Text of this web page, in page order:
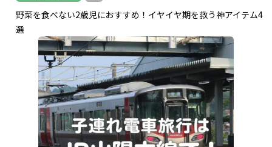
野菜を食べない2歳児におすすめ！イヤイヤ期を救う神アイテム4
選